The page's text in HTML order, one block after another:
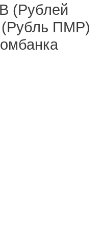
(Рублей
(Рубль ПМР)